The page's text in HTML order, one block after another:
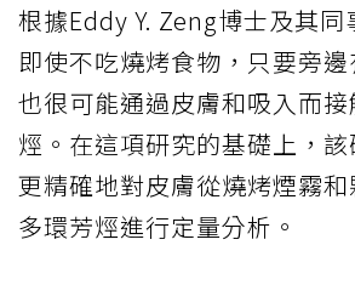
根據Eddy Y. Zeng博士及其同
即使不吃燒烤食物，只要旁邊
也很可能通過皮膚和吸入而
烴。在這項研究的基礎上，
更精確地對皮膚從燒烤煙霧
多環芳烴進行定量分析。